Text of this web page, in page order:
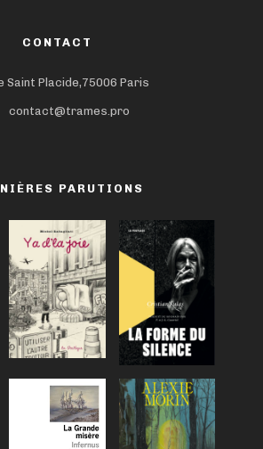
CONTACT
Saint Placide,75006 Paris
contact@trames.pro
PARUTIONS